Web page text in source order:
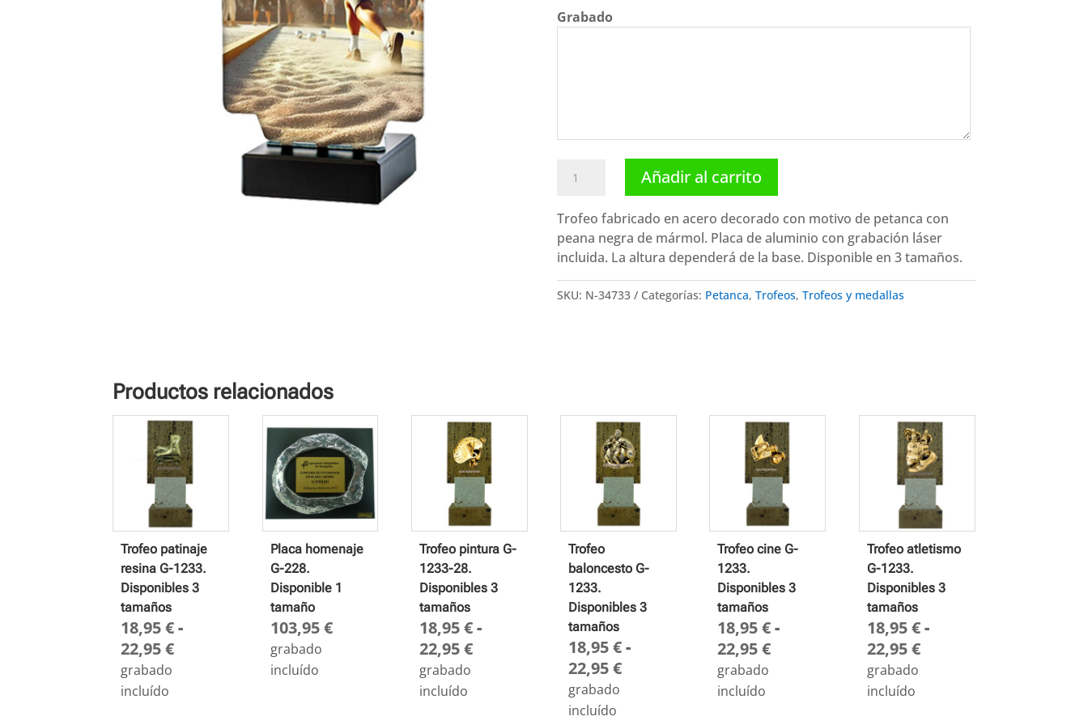
Grabado
petanca
347331.
Disponibles
3
tamaños
cantidad
Añadir al carrito
Trofeo fabricado en acero decorado con motivo de petanca con
peana negra de mármol. Placa de aluminio con grabación láser
incluida. La altura dependerá de la base. Disponible en 3 tamaños.
SKU: N-34733 Categorías: Petanca, Trofeos, Trofeos y medallas
Productos relacionados
Trofeo patinaje
resina G-1233.
Disponibles 3
tamaños
18,95€ -
22,95€Rango
grabado
incluído
Placa homenaje
G-228.
Disponible 1
tamaño
103,95€
grabado
incluído
Trofeo pintura G-
1233-28.
Disponibles 3
tamaños
18,95€-
22,95€Rango
grabado
incluído
Trofeo
baloncesto G-
1233.
Disponibles 3
tamaños
18,95€-
22,95€Rango
grabado
incluído
Trofeo cine G-
1233.
Disponibles 3
tamaños
18,95€ -
22,95€Rango
grabado
incluído
Trofeo atletismo
G-1233.
Disponibles 3
tamaños
18,95€-
22,95€Rango
grabado
incluído